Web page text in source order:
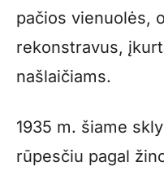
pačios vienuolės,
rekonstravus,
našlaičiams.
1935 m. šiame
rūpesčiu pagal